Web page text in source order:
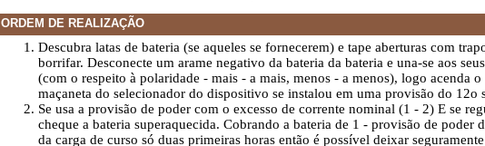
ORDEM DE REALIZAÇÃO
Descubra latas de bateria (se aqueles se fornecerem) e tape aberturas com
borrifar. Desconecte um arame negativo da bateria da bateria e una-se aos
(com o respeito à polaridade - mais - a mais, menos - a menos), logo acenda
maçaneta do selecionador do dispositivo se instalou em uma provisão do 12o
Se usa a provisão de poder com o excesso de corrente nominal (1 - 2) E se
cheque a bateria superaquecida. Cobrando a bateria de 1 - provisão de poder
da carga de curso só duas primeiras horas então é possível deixar